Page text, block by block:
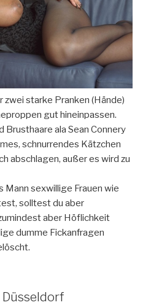
starke Pranken (Hände)
gut hineinpassen.
Brusthaare ala Sean Connery
schnurrendes Kätzchen
abschlagen, außer es wird zu
Mann sexwillige Frauen wie
solltest du aber
aber Höflichkeit
dumme Fickanfragen
Düsseldorf